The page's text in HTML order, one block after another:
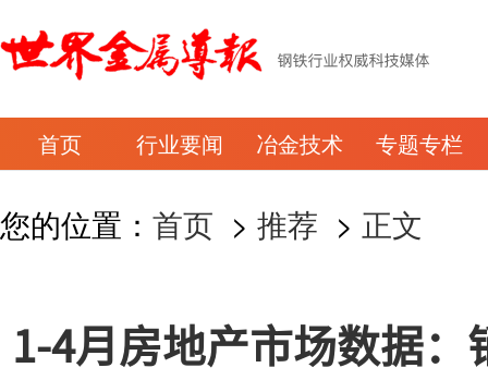
首页 行业要闻 冶金技术 专题专栏
您的位置： 首页 > 推荐 > 正文
1-4月房地产市场数据：